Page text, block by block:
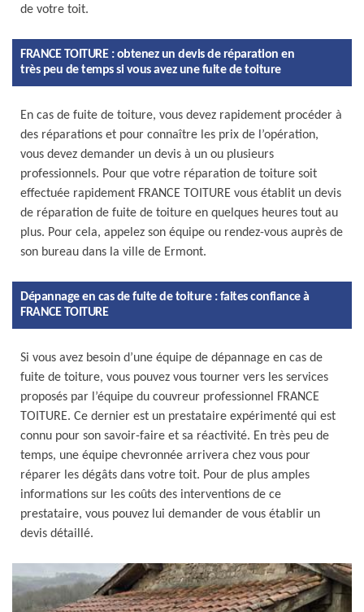
de votre toit.
FRANCE TOITURE : obtenez un devis de réparation en
très peu de temps si vous avez une fuite de toiture
En cas de fuite de toiture, vous devez rapidement procéder à
des réparations et pour connaître les prix de l’opération,
vous devez demander un devis à un ou plusieurs
professionnels. Pour que votre réparation de toiture soit
effectuée rapidement FRANCE TOITURE vous établit un devis
de réparation de fuite de toiture en quelques heures tout au
plus. Pour cela, appelez son équipe ou rendez-vous auprès de
son bureau dans la ville de Ermont.
Dépannage en cas de fuite de toiture : faites confiance à
FRANCE TOITURE
Si vous avez besoin d’une équipe de dépannage en cas de
fuite de toiture, vous pouvez vous tourner vers les services
proposés par l’équipe du couvreur professionnel FRANCE
TOITURE. Ce dernier est un prestataire expérimenté qui est
connu pour son savoir-faire et sa réactivité. En très peu de
temps, une équipe chevronnée arrivera chez vous pour
réparer les dégâts dans votre toit. Pour de plus amples
informations sur les coûts des interventions de ce
prestataire, vous pouvez lui demander de vous établir un
devis détaillé.